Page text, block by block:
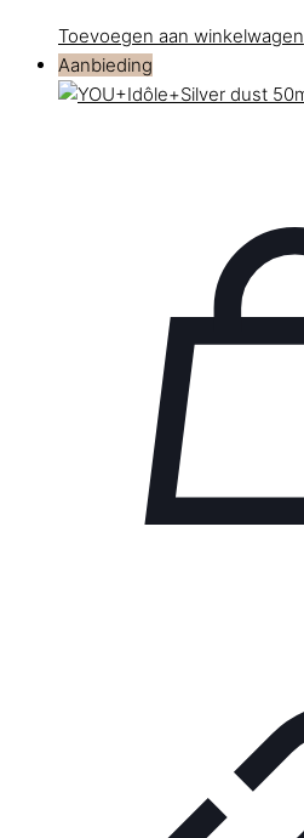
Toevoegen aan winkelwagen
Aanbieding